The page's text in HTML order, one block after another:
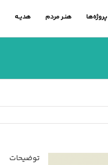
پروژه‌ها هنـر مردم هدیــه
توضیحات